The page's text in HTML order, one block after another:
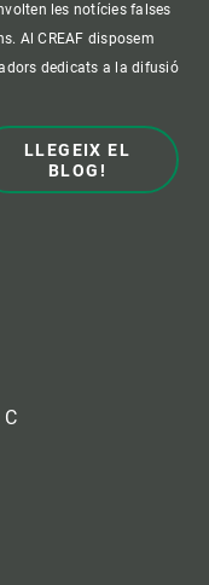
les notícies falses
Al CREAF disposem
dedicats a la difusió
LLEGEIX EL
BLOG!